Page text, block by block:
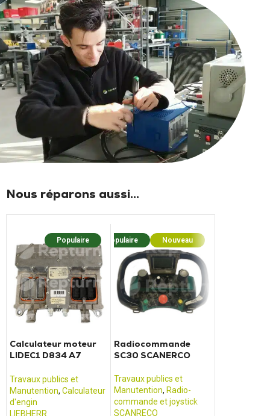
Nous réparons aussi...
Populaire
Calculateur moteur
LIDEC1 D834 A7
- A914
Travaux publics et
Manutention, Calculateur
d'engin
LIEBHERR
Populaire Nouveau
Radiocommande
SC30 SCANERCO
Travaux publics et
Manutention, Radio-
commande et joystick
SCANRECO